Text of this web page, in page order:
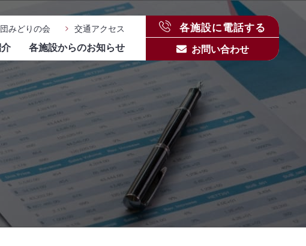
みどりの会 交通アクセス
各施設からのお知らせ
各施設に電話する
お問い合わせ